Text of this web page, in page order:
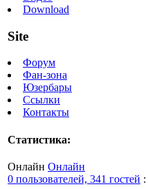
Download
Site
Форум
Фан-зона
Юзербары
Ссылки
Контакты
Статистика:
Онлайн Онлайн
0 пользователей, 341 гостей :